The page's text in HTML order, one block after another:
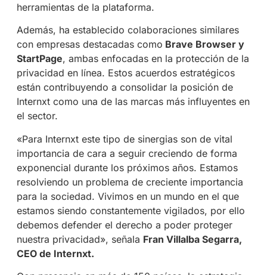
herramientas de la plataforma.
Además, ha establecido colaboraciones similares
con empresas destacadas como Brave Browser y
StartPage, ambas enfocadas en la protección de la
privacidad en línea. Estos acuerdos estratégicos
están contribuyendo a consolidar la posición de
Internxt como una de las marcas más influyentes en
el sector.
«Para Internxt este tipo de sinergias son de vital
importancia de cara a seguir creciendo de forma
exponencial durante los próximos años. Estamos
resolviendo un problema de creciente importancia
para la sociedad. Vivimos en un mundo en el que
estamos siendo constantemente vigilados, por ello
debemos defender el derecho a poder proteger
nuestra privacidad», señala Fran Villalba Segarra,
CEO de Internxt.